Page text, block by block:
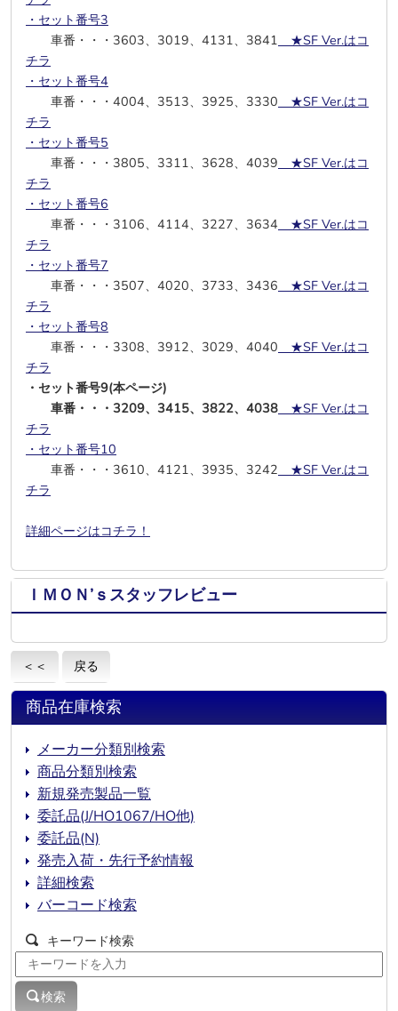
・セット番号3
車番・・・3603、3019、4131、3841 ★SF Ver.はコ
チラ
・セット番号4
車番・・・4004、3513、3925、3330 ★SF Ver.はコ
チラ
・セット番号5
車番・・・3805、3311、3628、4039 ★SF Ver.はコ
チラ
・セット番号6
車番・・・3106、4114、3227、3634 ★SF Ver.はコ
チラ
・セット番号7
車番・・・3507、4020、3733、3436 ★SF Ver.はコ
チラ
・セット番号8
車番・・・3308、3912、3029、4040 ★SF Ver.はコ
チラ
・セット番号9(本ページ)
車番・・・3209、3415、3822、4038 ★SF Ver.はコ
チラ
・セット番号10
車番・・・3610、4121、3935、3242 ★SF Ver.はコ
チラ
詳細ページはコチラ！
ＩＭＯＮ’ｓスタッフレビュー
＜＜ 戻る
商品在庫検索
メーカー分類別検索
商品分類別検索
新規発売製品一覧
委託品(J/HO1067/HO他)
委託品(N)
発売入荷・先行予約情報
詳細検索
バーコード検索
キーワード検索
検索